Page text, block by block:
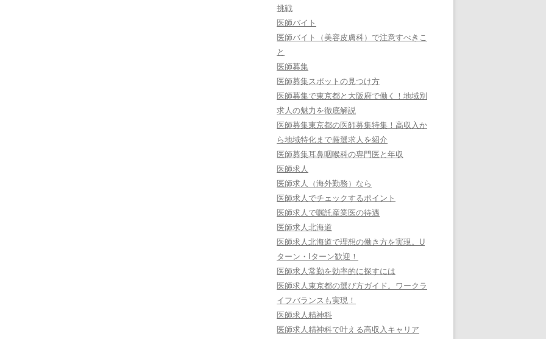
挑戦
医師バイト
医師バイト（美容皮膚科）で注意すべきこ
と
医師募集
医師募集スポットの見つけ方
医師募集で東京都と大阪府で働く！地域別
求人の魅力を徹底解説
医師募集東京都の医師募集特集！高収入か
ら地域特化まで厳選求人を紹介
医師募集耳鼻咽喉科の専門医と年収
医師求人
医師求人（海外勤務）なら
医師求人でチェックするポイント
医師求人で嘱託産業医の待遇
医師求人北海道
医師求人北海道で理想の働き方を実現。U
ターン・Iターン歓迎！
医師求人常勤を効率的に探すには
医師求人東京都の選び方ガイド。ワークラ
イフバランスも実現！
医師求人精神科
医師求人精神科で叶える高収入キャリア